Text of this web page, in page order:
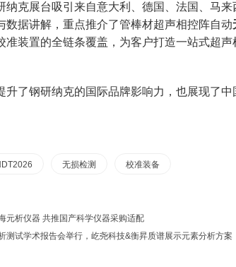
展台吸引来自意大利、德国、法国、马来
数据讲解，重点推介了管棒材超声相控阵自动
准装置的全链条覆盖，为客户打造一站式超
钢研纳克的国际品牌影响力，也展现了中
无损检测 校准装备
元析仪器 共推国产科学仪器采购适配
测试学术报告会举行，屹尧科技&衡昇质谱展示元素分析方案